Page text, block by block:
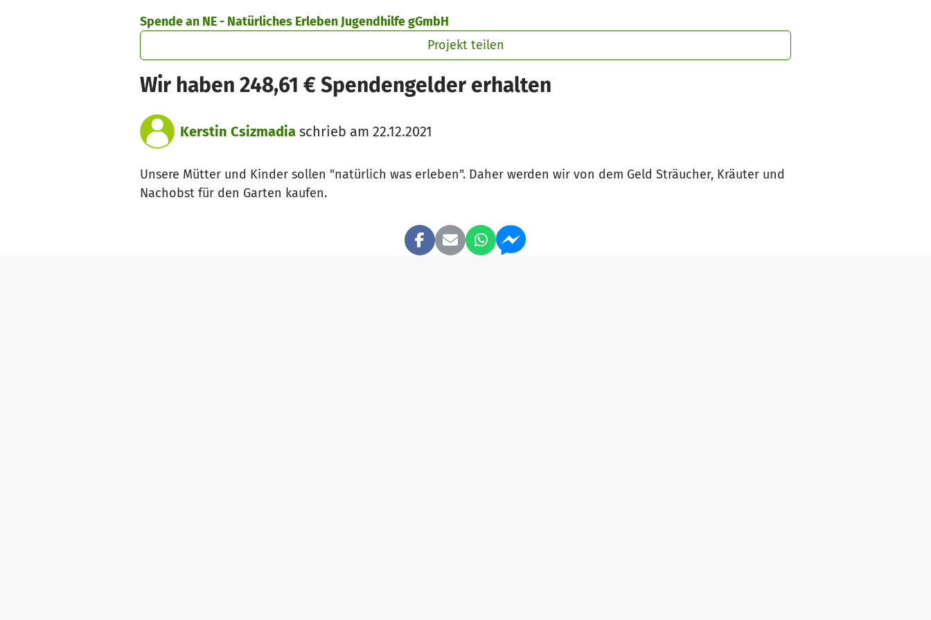
Spende an NE - Natürliches Erleben Jugendhilfe gGmbH
Projekt teilen
Wir haben 248,61 € Spendengelder erhalten
Kerstin Csizmadia schrieb am 22.12.2021
Unsere Mütter und Kinder sollen "natürlich was erleben". Daher werden wir von dem Geld Sträucher, Kräuter und
Nachobst für den Garten kaufen.